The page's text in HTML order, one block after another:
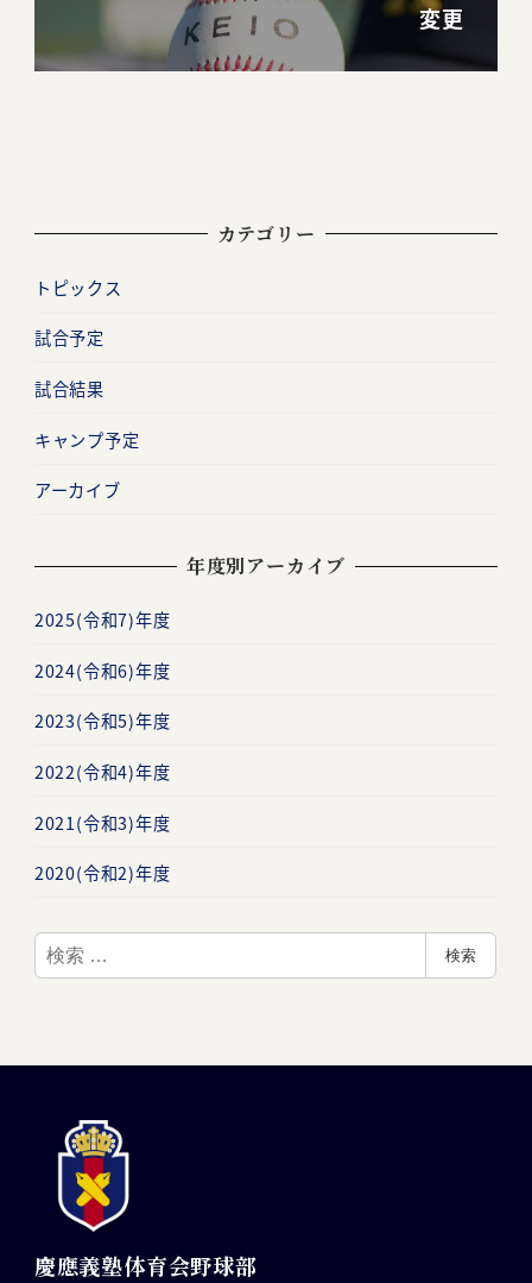
変更
カテゴリー
トピックス
試合予定
試合結果
キャンプ予定
アーカイブ
年度別アーカイブ
2025(令和7)年度
2024(令和6)年度
2023(令和5)年度
2022(令和4)年度
2021(令和3)年度
2020(令和2)年度
検
索
検索
慶應義塾体育会野球部